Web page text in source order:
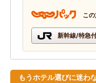
こ
新幹線/特急
もうホテル選びに迷わ